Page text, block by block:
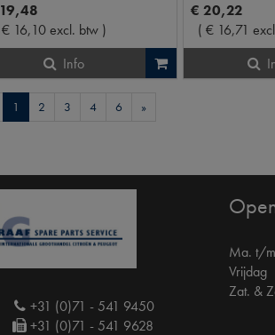
19,48
€ 16,10excl. btw )
Info
€ 20,22
( € 16,71
1 2 3 4 6 »
+31 (0)71 - 541 9450
+31 (0)71 - 541 9628
Ma. t/
Vrijdag
Zat. &